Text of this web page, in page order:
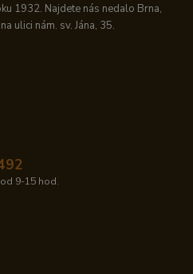
1932. Najdete nás nedalo Brna,
ulici nám. sv. Jána, 35.
9-15 hod.